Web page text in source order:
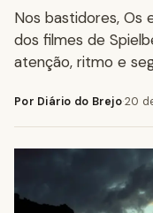
Nos bastidores, Os
dos filmes de
atenção, ritmo e
Por Diário do Brejo·20